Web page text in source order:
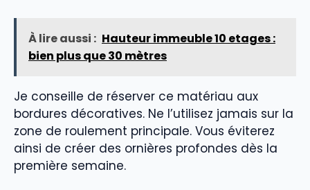
À lire aussi : Hauteur immeuble 10 etages :
bien plus que 30 mètres
Je conseille de réserver ce matériau aux
bordures décoratives. Ne l’utilisez jamais sur la
zone de roulement principale. Vous éviterez
ainsi de créer des ornières profondes dès la
première semaine.